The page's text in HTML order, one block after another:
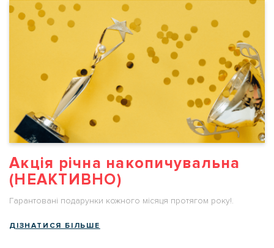
Акція річна накопичувальна
(НЕАКТИВНО)
Гарантовані подарунки кожного місяця протягом року!.
ДІЗНАТИСЯ БІЛЬШЕ